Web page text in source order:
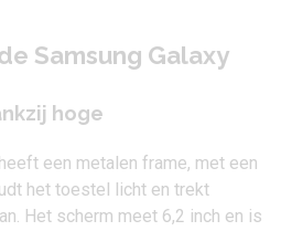
Samsung Galaxy
hoge
een metalen frame, met een
het toestel licht en trekt
Het scherm meet 6,2 inch en is